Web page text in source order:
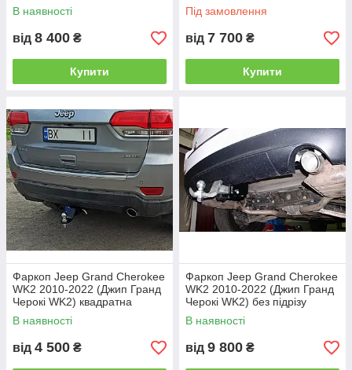
Більш зручними у використанні є фаркопи зі
швидкознімним механізмом.
1.Горизонтальний автомат на ручці
2. Вертикальний автомат на ключі
В наявності
від 8 400 ₴
Купити
Під замовлення
від 7 700 ₴
Купити
Фаркоп Jeep Grand Cherokee
WK2 2010-2022 (Джип Гранд
Черокі WK2) квадратна
вставка
В наявності
від 4 500 ₴
Фаркоп Jeep Grand Cherokee
WK2 2010-2022 (Джип Гранд
Черокі WK2) без підрізу
бампера
В наявності
від 9 800 ₴